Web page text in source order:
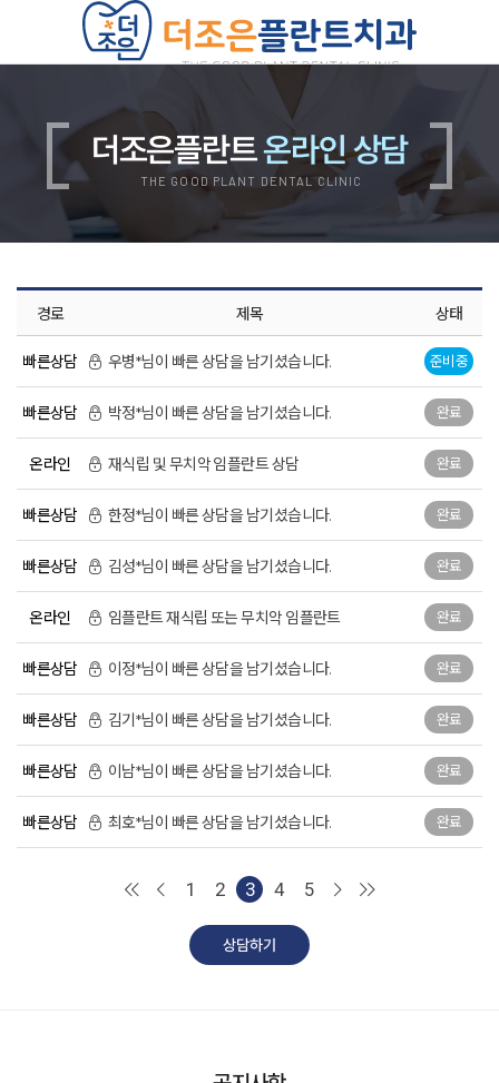
치과소개
진료비안내
둘러보기
오시는길
더조은플란트의 특별함
양심 진료
디지털 진료
자연치아 보존 원칙
철저한 사후관리
쾌적한 진료환경
임플란트
무치악 임플란트
재수술 임플란트
뼈이식 임플란트
상악동 임플란트
보험 임플란트
치아교정
치아교정 QnA
덧니 교정
주걱턱 교정
일반진료
자연치아살리기
보철치료
신경치료
충치치료
잇몸치료
사랑니발치
스케일링
구강검진
턱관절
턱관절 질환
진단과 치료
치료 후에는?
전후사진
온라인상담
공지사항
더조은칼럼
자주 묻는 질문
더조은플란트온라인 상담
THE GOOD PLANT DENTAL CLINIC
경로 제목 상태
빠른상담 우병*님이 빠른 상담을 남기셨습니다. 준비중
빠른상담 박정*님이 빠른 상담을 남기셨습니다. 완료
온라인 재식립 및 무치악 임플란트 상담 완료
빠른상담 한정*님이 빠른 상담을 남기셨습니다. 완료
빠른상담 김성*님이 빠른 상담을 남기셨습니다. 완료
온라인 임플란트 재식립 또는 무치악 임플란트 완료
빠른상담 이정*님이 빠른 상담을 남기셨습니다. 완료
빠른상담 김기*님이 빠른 상담을 남기셨습니다. 완료
빠른상담 이남*님이 빠른 상담을 남기셨습니다. 완료
빠른상담 최호*님이 빠른 상담을 남기셨습니다. 완료
1 2 3 4 5
상담하기